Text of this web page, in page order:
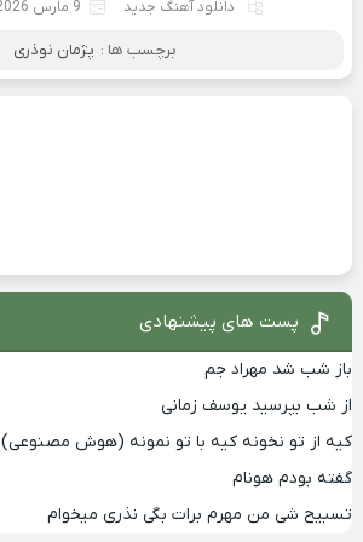
دانلود آهنگ جدید 9 مارس 2026
برچسب ها : پژمان نوذری
پست های پیشنهادی
باز شب شد مهراد جم
از شب بپرسید یوسف زمانی
کیه از تو نخونه کیه با تو نمونه (هوش مصنوعی)
گفته بودم هونام
تسبیح شی من مهرم برات بگی نذری میخوام